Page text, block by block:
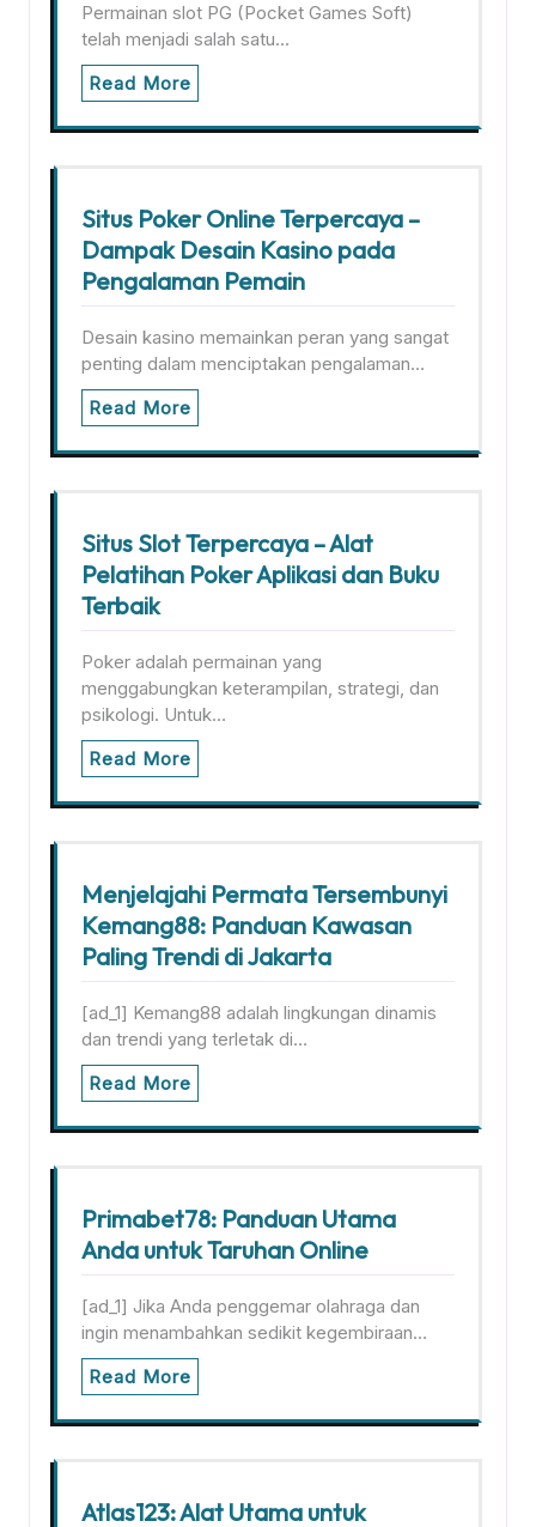
Permainan slot PG (Pocket Games Soft)
telah menjadi salah satu…
Read More
Situs Poker Online Terpercaya –
Dampak Desain Kasino pada
Pengalaman Pemain
Desain kasino memainkan peran yang sangat
penting dalam menciptakan pengalaman…
Read More
Situs Slot Terpercaya – Alat
Pelatihan Poker Aplikasi dan Buku
Terbaik
Poker adalah permainan yang
menggabungkan keterampilan, strategi, dan
psikologi. Untuk…
Read More
Menjelajahi Permata Tersembunyi
Kemang88: Panduan Kawasan
Paling Trendi di Jakarta
[ad_1] Kemang88 adalah lingkungan dinamis
dan trendi yang terletak di…
Read More
Primabet78: Panduan Utama
Anda untuk Taruhan Online
[ad_1] Jika Anda penggemar olahraga dan
ingin menambahkan sedikit kegembiraan…
Read More
Atlas123: Alat Utama untuk